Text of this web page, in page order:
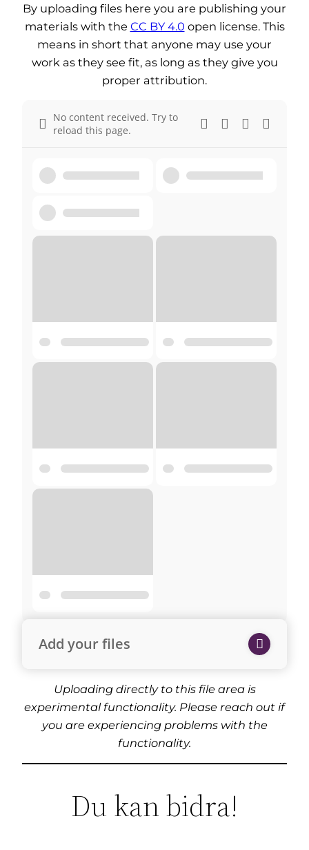
By uploading files here you are publishing your
materials with the CC BY 4.0 open license. This
means in short that anyone may use your
work as they see fit, as long as they give you
proper attribution.
No content received. Try to
reload this page.
Add your files
Uploading directly to this file area is
experimental functionality. Please reach out if
you are experiencing problems with the
functionality.
Du kan bidra!